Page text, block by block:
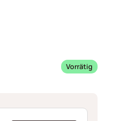
Vorrätig